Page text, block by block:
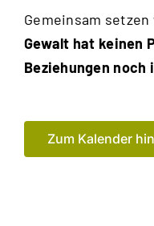
Gemeinsam
Gewalt hat keinen
Beziehungen
Zum Kalender